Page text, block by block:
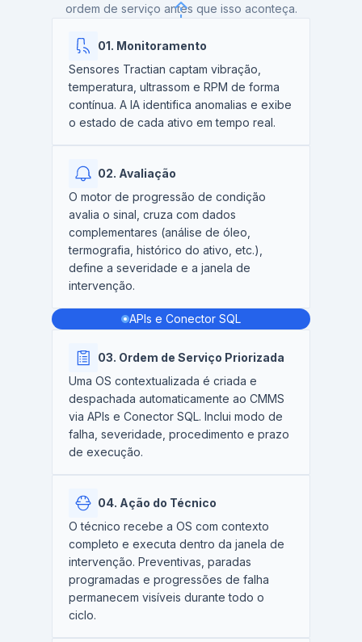
ordem de serviço antes que isso aconteça.
01. Monitoramento
Sensores Tractian captam vibração,
temperatura, ultrassom e RPM de forma
contínua. A IA identifica anomalias e exibe
o estado de cada ativo em tempo real.
02. Avaliação
O motor de progressão de condição
avalia o sinal, cruza com dados
complementares (análise de óleo,
termografia, histórico do ativo, etc.),
define a severidade e a janela de
intervenção.
APIs e Conector SQL
03. Ordem de Serviço Priorizada
Uma OS contextualizada é criada e
despachada automaticamente ao CMMS
via APIs e Conector SQL. Inclui modo de
falha, severidade, procedimento e prazo
de execução.
04. Ação do Técnico
O técnico recebe a OS com contexto
completo e executa dentro da janela de
intervenção. Preventivas, paradas
programadas e progressões de falha
permanecem visíveis durante todo o
ciclo.